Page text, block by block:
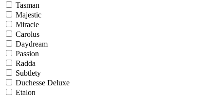
Tasman
Majestic
Miracle
Carolus
Daydream
Passion
Radda
Subtlety
Duchesse Deluxe
Etalon